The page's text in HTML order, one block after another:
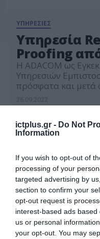
ictplus.gr - Do Not
Information
If you wish to opt-out of
processing of your
targeted advertising by
section to confirm your
opt-out request is
interest-based ads
us or personal
your opt-out. You may
ΥΠΗΡΕΣΙΕΣ
Υπηρεσία
Proofing
Η ADACOM ως
Υπηρεσιών
πρόσφατα και μετά
αποστάσεως
συμμορφώνεται με
κανονισμού eIDAS
μέσω φυσικής […]